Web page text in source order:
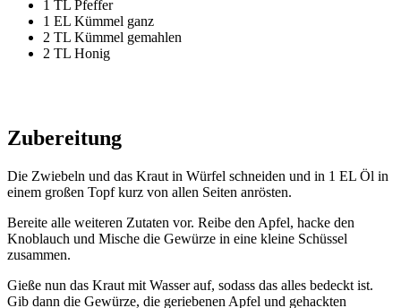
1 TL Pfeffer
1 EL Kümmel ganz
2 TL Kümmel gemahlen
2 TL Honig
Zubereitung
Die Zwiebeln und das Kraut in Würfel schneiden und in 1 EL Öl in
einem großen Topf kurz von allen Seiten anrösten.
Bereite alle weiteren Zutaten vor. Reibe den Apfel, hacke den
Knoblauch und Mische die Gewürze in eine kleine Schüssel
zusammen.
Gieße nun das Kraut mit Wasser auf, sodass das alles bedeckt ist.
Gib dann die Gewürze, die geriebenen Apfel und gehackten